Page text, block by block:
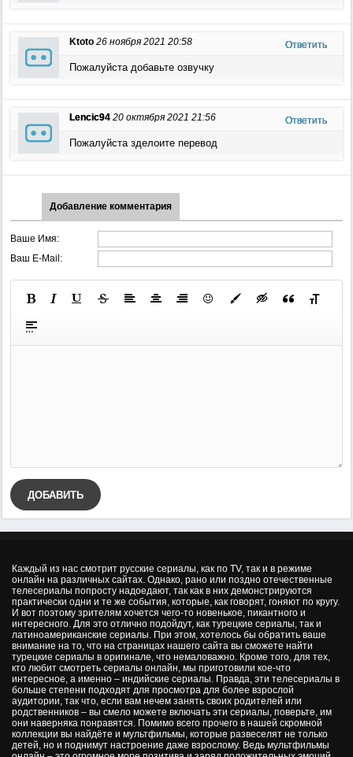
Ktoto 26 ноября 2021 20:58 Ответить
Пожалуйста добавьте озвучку
Lencic94 20 октября 2021 21:56 Ответить
Пожалуйста зделоите перевод
Добавление комментария
Ваше Имя:
Ваш E-Mail:
ДОБАВИТЬ
Каждый из нас смотрит русские сериалы, как по TV, так и в режиме
онлайн на различных сайтах. Однако, рано или поздно отечественные
телесериалы попросту надоедают, так как в них демонстрируются
практически одни и те же события, которые, как говорят, гоняют по кругу.
И вот поэтому зрителям хочется чего-то новенькое, пикантного и
интересного. Для это отлично подойдут, как турецкие сериалы, так и
латиноамериканские сериалы. При этом, хотелось бы обратить ваше
внимание на то, что на страницах нашего сайта вы сможете найти
турецкие сериалы в оригинале, что немаловажно. Кроме того, для тех,
кто любит смотреть сериалы онлайн, мы приготовили кое-что
интересное, а именно – индийские сериалы. Правда, эти телесериалы в
больше степени подходят для просмотра для более взрослой
аудитории, так что, если вам нечем занять своих родителей или
родственников – вы смело можете включать эти сериалы, поверьте, им
они наверняка понравятся. Помимо всего прочего в нашей скромной
коллекции вы найдёте и мультфильмы, которые развеселят не только
детей, но и поднимут настроение даже взрослому. Ведь мультфильмы